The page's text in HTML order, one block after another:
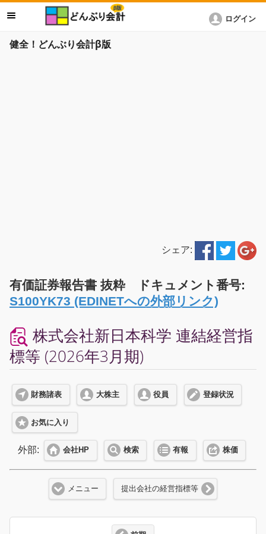
健全！どんぶり会計β版
ログイン
シェア:
有価証券報告書 抜粋 ドキュメント番号:
S100YK73 (EDINETへの外部リンク)
株式会社新日本科学 連結経営指
標等 (2026年3月期)
財務諸表 大株主 役員 登録状況
お気に入り
外部: 会社HP 検索 有報 株価
メニュー 提出会社の経営指標等